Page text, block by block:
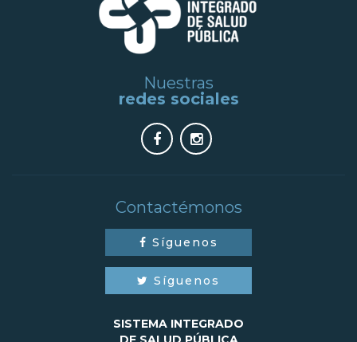
Nuestras
redes sociales
Contactémonos
Síguenos
Síguenos
SISTEMA INTEGRADO